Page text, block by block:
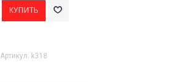
Артикул: k318